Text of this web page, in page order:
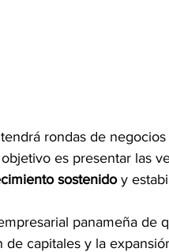
rondas de
es presentar las
sostenido y
panameña de
capitales y la